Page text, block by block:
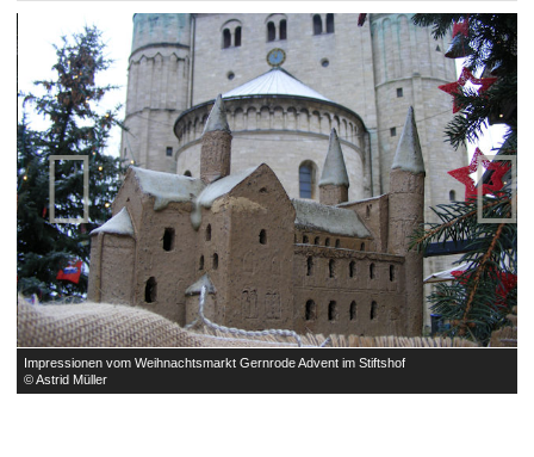
Impressionen vom Weihnachtsmarkt Gernrode Advent im Stiftshof
© Astrid Müller
 